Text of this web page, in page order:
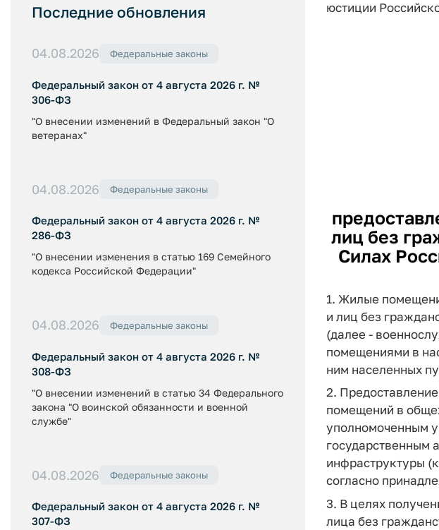
Последние обновления
04.08.2026 Федеральные законы
Федеральный закон от 4 августа 2026 г. №
306-ФЗ
"О внесении изменений в Федеральный закон "О
ветеранах"
04.08.2026 Федеральные законы
Федеральный закон от 4 августа 2026 г. №
286-ФЗ
"О внесении изменения в статью 169 Семейного
кодекса Российской Федерации"
04.08.2026 Федеральные законы
Федеральный закон от 4 августа 2026 г. №
308-ФЗ
"О внесении изменений в статью 34 Федерального
закона "О воинской обязанности и военной
службе"
04.08.2026 Федеральные законы
Федеральный закон от 4 августа 2026 г. №
307-ФЗ
юстиции
лиц без
Силах
1. Жилые
и лиц без
(далее -
помещениями в
ним населенных
2.
помещений в
уполномоченным
государственным
инфраструктуры
согласно
3. В целях
лица без